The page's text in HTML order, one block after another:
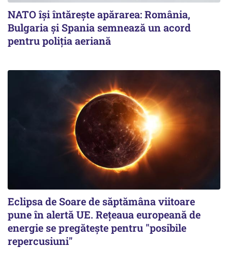
NATO își întărește apărarea: România,
Bulgaria și Spania semnează un acord
pentru poliția aeriană
Eclipsa de Soare de săptămâna viitoare
pune în alertă UE. Rețeaua europeană de
energie se pregătește pentru "posibile
repercusiuni"